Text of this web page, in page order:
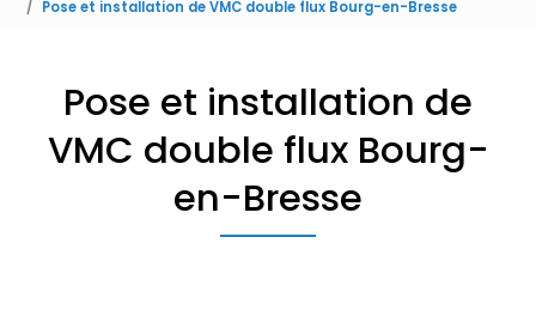
Pose et installation de VMC double flux Bourg-en-Bresse
Pose et installation de
VMC double flux Bourg-
en-Bresse